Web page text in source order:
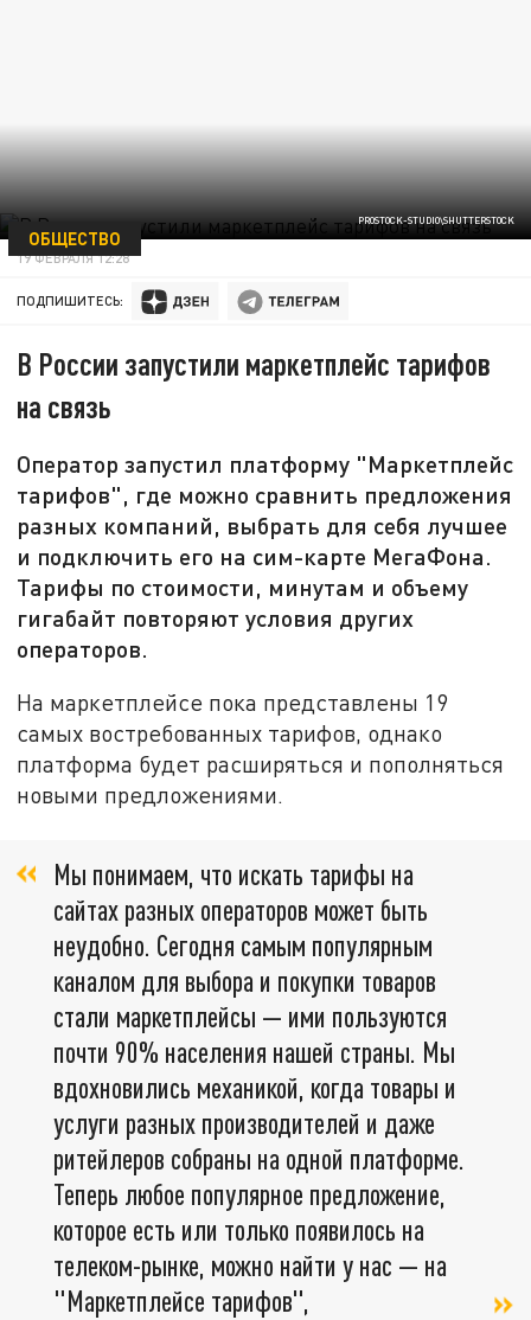
PROSTOCK-STUDIO\SHUTTERSTOCK
ОБЩЕСТВО
19 ФЕВРАЛЯ 12:28
ПОДПИШИТЕСЬ:
В России запустили маркетплейс тарифов
на связь
Оператор запустил платформу "Маркетплейс
тарифов", где можно сравнить предложения
разных компаний, выбрать для себя лучшее
и подключить его на сим-карте МегаФона.
Тарифы по стоимости, минутам и объему
гигабайт повторяют условия других
операторов.
На маркетплейсе пока представлены 19
самых востребованных тарифов, однако
платформа будет расширяться и пополняться
новыми предложениями.
Мы понимаем, что искать тарифы на
сайтах разных операторов может быть
неудобно. Сегодня самым популярным
каналом для выбора и покупки товаров
стали маркетплейсы — ими пользуются
почти 90% населения нашей страны. Мы
вдохновились механикой, когда товары и
услуги разных производителей и даже
ритейлеров собраны на одной платформе.
Теперь любое популярное предложение,
которое есть или только появилось на
телеком-рынке, можно найти у нас — на
"Маркетплейсе тарифов",